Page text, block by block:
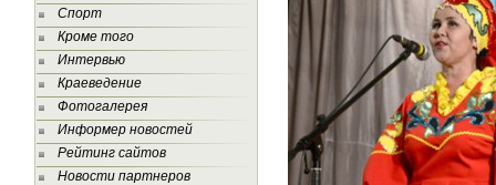
Спорт
Кроме того
Интервью
Краеведение
Фотогалерея
Информер новостей
Рейтинг сайтов
Новости партнеров